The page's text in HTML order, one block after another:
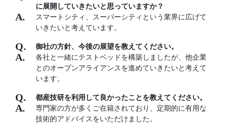
に展開していきたいと思っていますか？
スマートシティ、スーパーシティという業界に広げて
いきたいと考えています。
御社の方針、今後の展望を教えてください。
各社と一緒にテストベッドを構築しましたが、他企業
とのオープンアライアンスを進めていきたいと考えて
います。
都産技研を利用して良かったことを教えてください。
専門家の方が多くご在籍されており、定期的に有用な
技術的アドバイスをいただけました。